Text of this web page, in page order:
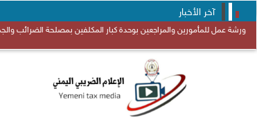
آخر الأخبار
ورشة عمل للمأمورين والمراجعين بوحدة كبار المكلفين بمصلحة